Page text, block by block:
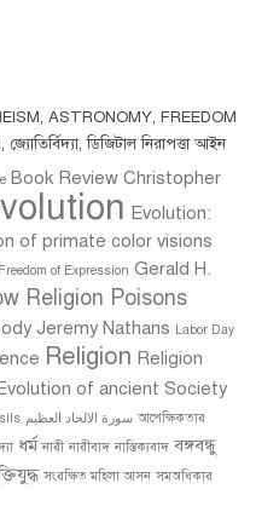
ASTRONOMY, FREEDOM
ডিজিটাল নিরাপত্তা আইন
Book Review Christopher
Evolution:
of primate color visions
Freedom of Expression Gerald H.
Religion Poisons
Jeremy Nathans Labor Day
Religion Religion
of ancient Society
سورة الالحاد العظيم আপেক্ষিকতার
ধর্ম নারী নারীবাদ নাস্তিক‍্যবাদ বঙ্গবন্ধু
সংরক্ষিত মহিলা আসন সমঅধিকার